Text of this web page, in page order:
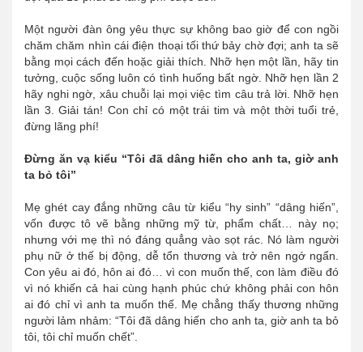
Một người đàn ông yêu thực sự không bao giờ để con ngồi
chăm chăm nhìn cái điện thoại tối thứ bảy chờ đợi; anh ta sẽ
bằng mọi cách đến hoặc giải thích. Nhỡ hẹn một lần, hãy tin
tưởng, cuộc sống luôn có tình huống bất ngờ. Nhỡ hẹn lần 2
hãy nghi ngờ, xâu chuỗi lại mọi việc tìm câu trả lời. Nhỡ hẹn
lần 3. Giải tán! Con chỉ có một trái tim và một thời tuổi trẻ,
đừng lãng phí!
Đừng ăn vạ kiểu “Tôi đã dâng hiến cho anh ta, giờ anh
ta bỏ tôi”
Mẹ ghét cay đắng những câu từ kiểu “hy sinh” “dâng hiến”,
vốn được tô vẽ bằng những mỹ từ, phẩm chất… này nọ;
nhưng với mẹ thì nó đáng quẳng vào sọt rác. Nó làm người
phụ nữ ở thế bị động, dễ tổn thương và trở nên ngớ ngẩn.
Con yêu ai đó, hôn ai đó… vì con muốn thế, con làm điều đó
vì nó khiến cả hai cùng hạnh phúc chứ không phải con hôn
ai đó chỉ vì anh ta muốn thế. Mẹ chẳng thấy thương những
người lảm nhảm: “Tôi đã dâng hiến cho anh ta, giờ anh ta bỏ
tôi, tôi chỉ muốn chết”.